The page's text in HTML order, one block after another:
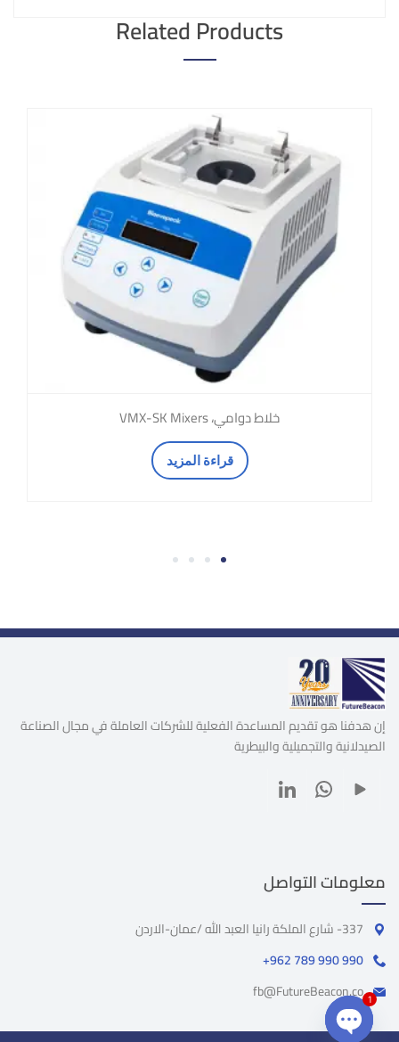
Related Products
خلاط دوامي، VMX-SK Mixers
قراءة المزيد
1
2
3
4
إن هدفنا هو تقديم المساعدة الفعلية للشركات العاملة في مجال الصناعة
الصيدلانية والتجميلية والبيطرية
معلومات التواصل
337- شارع الملكة رانيا العبد الله /عمان-الاردن
+962 789 990 990
fb@FutureBeacon.co 1